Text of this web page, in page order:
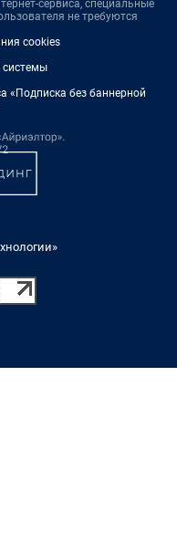
сервиса, специальные
не требуются
cookies
системы
«Подписка без баннерной